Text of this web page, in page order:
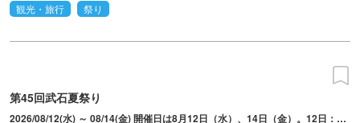
観光・旅行
祭り
第45回武石夏祭り
2026/08/12(水) ～ 08/14(金) 開催日は8月12日（水）、14日（金）。12日：午後4時～午後9時頃・14日：午前7時30分～午後2時頃。